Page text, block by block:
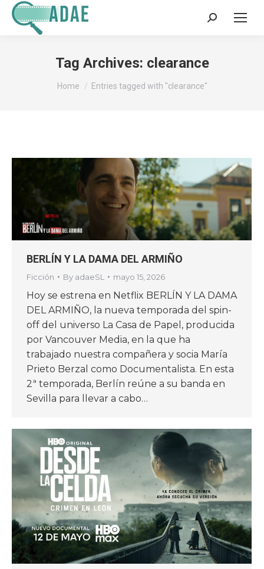
Search:
Tag Archives: clearance
You are here:
Home Entries tagged with "clearance"
BERLÍN Y LA DAMA DEL ARMIÑO
Ficción By adaeSL mayo 15, 2026
Hoy se estrena en Netflix BERLÍN Y LA DAMA
DEL ARMIÑO, la nueva temporada del spin-
off del universo La Casa de Papel, producida
por Vancouver Media, en la que ha
trabajado nuestra compañera y socia María
Prieto Berzal como Documentalista. En esta
2ª temporada, Berlín reúne a su banda en
Sevilla para llevar a cabo…